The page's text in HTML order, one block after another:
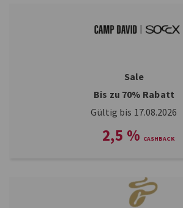
Sale
Bis zu 70% Rabatt
Gültig bis 17.08.2026
2,5 %